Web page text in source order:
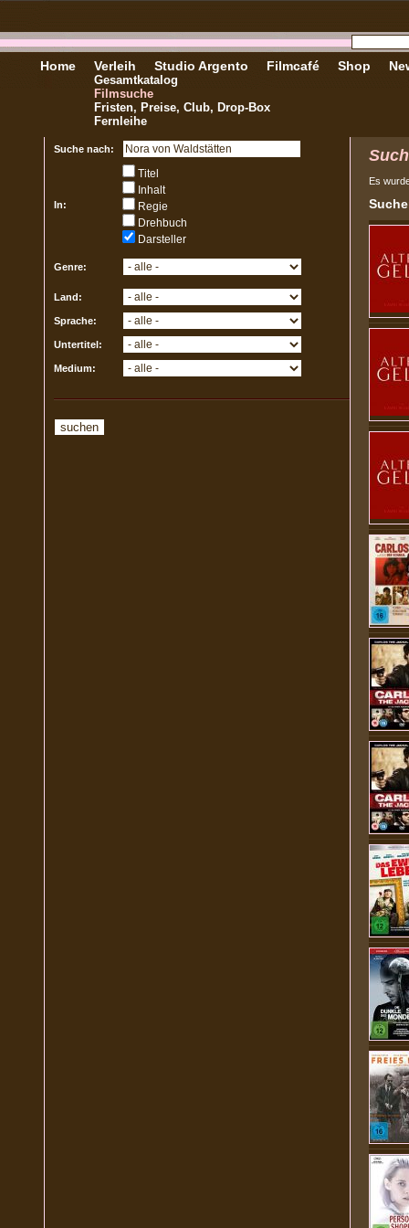
Home Verleih
Gesamtkatalog
Filmsuche
Fristen, Preise, Club, Drop-Box
Fernleihe
Studio Argento Filmcafé Shop
Suche nach:
In:
Titel
Inhalt
Regie
Drehbuch
Darsteller
Genre:
Land:
Sprache:
Untertitel:
Medium:
Es